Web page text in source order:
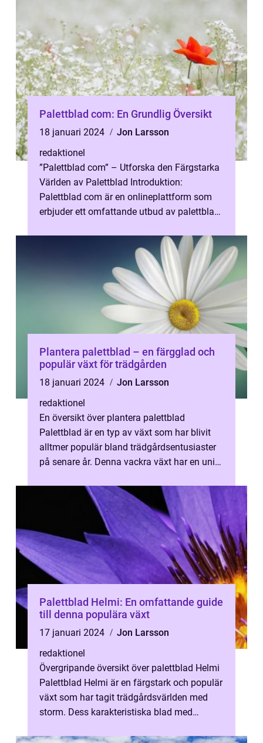
Palettblad com: En Grundlig Översikt
18 januari 2024
Jon Larsson
redaktionel
”Palettblad com” – Utforska den Färgstarka
Världen av Palettblad Introduktion:
Palettblad com är en onlineplattform som
erbjuder ett omfattande utbud av palettblad,
Plantera palettblad – en färgglad och
populär växt för trädgården
18 januari 2024
Jon Larsson
redaktionel
En översikt över plantera palettblad
Palettblad är en typ av växt som har blivit
alltmer populär bland trädgårdsentusiaster
på senare år. Denna vackra växt har en unik
Palettblad Helmi: En omfattande guide
till denna populära växt
17 januari 2024
Jon Larsson
redaktionel
Övergripande översikt över palettblad Helmi
Palettblad Helmi är en färgstark och populär
växt som har tagit trädgårdsvärlden med
storm. Dess karakteristiska blad med